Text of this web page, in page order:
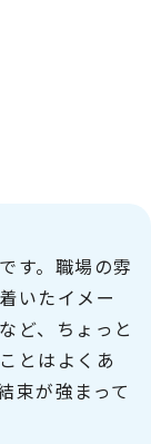
す。職場の雰
いたイメー
ど、ちょっと
とはよくあ
束が強まって